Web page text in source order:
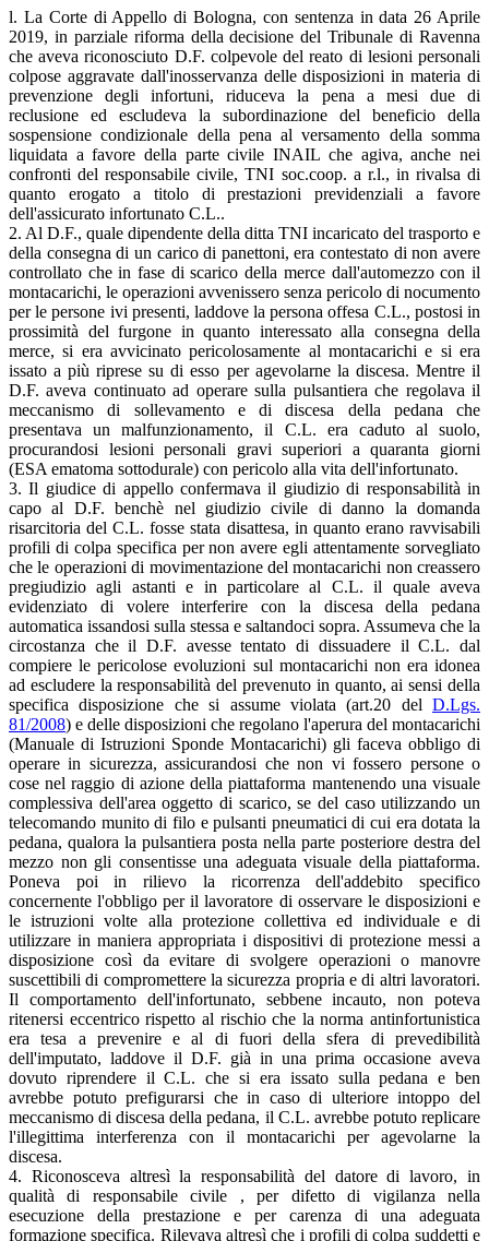
l. La Corte di Appello di Bologna, con sentenza in data 26 Aprile
2019, in parziale riforma della decisione del Tribunale di Ravenna
che aveva riconosciuto D.F. colpevole del reato di lesioni personali
colpose aggravate dall'inosservanza delle disposizioni in materia di
prevenzione degli infortuni, riduceva la pena a mesi due di
reclusione ed escludeva la subordinazione del beneficio della
sospensione condizionale della pena al versamento della somma
liquidata a favore della parte civile INAIL che agiva, anche nei
confronti del responsabile civile, TNI soc.coop. a r.l., in rivalsa di
quanto erogato a titolo di prestazioni previdenziali a favore
dell'assicurato infortunato C.L..
2. Al D.F., quale dipendente della ditta TNI incaricato del trasporto e
della consegna di un carico di panettoni, era contestato di non avere
controllato che in fase di scarico della merce dall'automezzo con il
montacarichi, le operazioni avvenissero senza pericolo di nocumento
per le persone ivi presenti, laddove la persona offesa C.L., postosi in
prossimità del furgone in quanto interessato alla consegna della
merce, si era avvicinato pericolosamente al montacarichi e si era
issato a più riprese su di esso per agevolarne la discesa. Mentre il
D.F. aveva continuato ad operare sulla pulsantiera che regolava il
meccanismo di sollevamento e di discesa della pedana che
presentava un malfunzionamento, il C.L. era caduto al suolo,
procurandosi lesioni personali gravi superiori a quaranta giorni
(ESA ematoma sottodurale) con pericolo alla vita dell'infortunato.
3. Il giudice di appello confermava il giudizio di responsabilità in
capo al D.F. benchè nel giudizio civile di danno la domanda
risarcitoria del C.L. fosse stata disattesa, in quanto erano ravvisabili
profili di colpa specifica per non avere egli attentamente sorvegliato
che le operazioni di movimentazione del montacarichi non creassero
pregiudizio agli astanti e in particolare al C.L. il quale aveva
evidenziato di volere interferire con la discesa della pedana
automatica issandosi sulla stessa e saltandoci sopra. Assumeva che la
circostanza che il D.F. avesse tentato di dissuadere il C.L. dal
compiere le pericolose evoluzioni sul montacarichi non era idonea
ad escludere la responsabilità del prevenuto in quanto, ai sensi della
specifica disposizione che si assume violata (art.20 del D.Lgs.
81/2008) e delle disposizioni che regolano l'aperura del montacarichi
(Manuale di Istruzioni Sponde Montacarichi) gli faceva obbligo di
operare in sicurezza, assicurandosi che non vi fossero persone o
cose nel raggio di azione della piattaforma mantenendo una visuale
complessiva dell'area oggetto di scarico, se del caso utilizzando un
telecomando munito di filo e pulsanti pneumatici di cui era dotata la
pedana, qualora la pulsantiera posta nella parte posteriore destra del
mezzo non gli consentisse una adeguata visuale della piattaforma.
Poneva poi in rilievo la ricorrenza dell'addebito specifico
concernente l'obbligo per il lavoratore di osservare le disposizioni e
le istruzioni volte alla protezione collettiva ed individuale e di
utilizzare in maniera appropriata i dispositivi di protezione messi a
disposizione così da evitare di svolgere operazioni o manovre
suscettibili di compromettere la sicurezza propria e di altri lavoratori.
Il comportamento dell'infortunato, sebbene incauto, non poteva
ritenersi eccentrico rispetto al rischio che la norma antinfortunistica
era tesa a prevenire e al di fuori della sfera di prevedibilità
dell'imputato, laddove il D.F. già in una prima occasione aveva
dovuto riprendere il C.L. che si era issato sulla pedana e ben
avrebbe potuto prefigurarsi che in caso di ulteriore intoppo del
meccanismo di discesa della pedana, il C.L. avrebbe potuto replicare
l'illegittima interferenza con il montacarichi per agevolarne la
discesa.
4. Riconosceva altresì la responsabilità del datore di lavoro, in
qualità di responsabile civile , per difetto di vigilanza nella
esecuzione della prestazione e per carenza di una adeguata
formazione specifica. Rilevava altresì che i profili di colpa suddetti e